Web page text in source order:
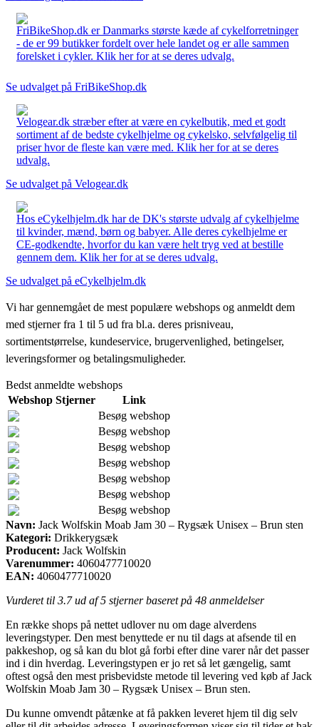
FriBikeShop.dk er Danmarks største kæde af cykelforretninger
- de er 99 butikker fordelt over hele landet og er alle sammen
forelsket i cykler. Klik her for at se deres udvalg.
Se udvalget på FriBikeShop.dk
Velogear.dk stræber efter at være en cykelbutik, med et godt
sortiment af de bedste cykelhjelme og cykelsko, selvfølgelig til
priser hvor de fleste kan være med. Klik her for at se deres
udvalg.
Se udvalget på Velogear.dk
Hos eCykelhjelm.dk har de DK's største udvalg af cykelhjelme
til kvinder, mænd, børn og babyer. Alle deres cykelhjelme er
CE-godkendte, hvorfor du kan være helt tryg ved at bestille
gennem dem. Klik her for at se deres udvalg.
Se udvalget på eCykelhjelm.dk
Vi har gennemgået de mest populære webshops og anmeldt dem
med stjerner fra 1 til 5 ud fra bl.a. deres prisniveau,
sortimentstørrelse, kundeservice, brugervenlighed, betingelser,
leveringsformer og betalingsmuligheder.
Bedst anmeldte webshops
Webshop Stjerner
Link
Besøg webshop
Besøg webshop
Besøg webshop
Besøg webshop
Besøg webshop
Besøg webshop
Besøg webshop
Navn: Jack Wolfskin Moab Jam 30 – Rygsæk Unisex – Brun sten
Kategori: Drikkerygsæk
Producent: Jack Wolfskin
Varenummer: 4060477710020
EAN: 4060477710020
Vurderet til 3.7ud af 5 stjerner baseret på 48 anmeldelser
En række shops på nettet udlover nu om dage alverdens
leveringstyper. Den mest benyttede er nu til dags at afsende til en
pakkeshop, og så kan du blot gå forbi efter dine varer når det passer
ind i din hverdag. Leveringstypen er jo ret så let gængelig, samt
oftest også den mest prisbevidste metode til levering ved køb af Jack
Wolfskin Moab Jam 30 – Rygsæk Unisex – Brun sten.
Du kunne omvendt påtænke at få pakken leveret hjem til dig selv